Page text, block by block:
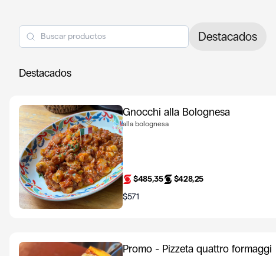
Destacados
Destacados
Gnocchi alla Bolognesa
alla bolognesa
$485,35 $428,25
$571
Promo - Pizzeta quattro formaggi